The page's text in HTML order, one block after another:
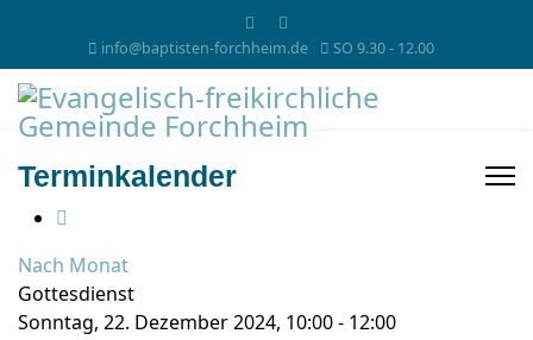
info@baptisten-forchheim.de SO 9.30 - 12.00
Terminkalender
Nach Monat
Gottesdienst
Sonntag, 22. Dezember 2024, 10:00 - 12:00